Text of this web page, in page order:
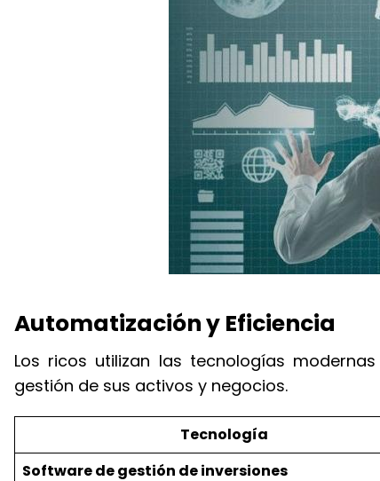
Automatización y Eficiencia
Los ricos utilizan las tecnologías
gestión de sus activos y negocios.
Tecnología
Software de gestión de inversiones